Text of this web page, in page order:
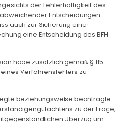
der Fehlerhaftigkeit des
Entscheidungen
auch zur Sicherung einer
eine Entscheidung des BFH
habe zusätzlich gemäß § 115
eines Verfahrensfehlers zu
beziehungsweise beantragte
zu der Frage,
Überzug um